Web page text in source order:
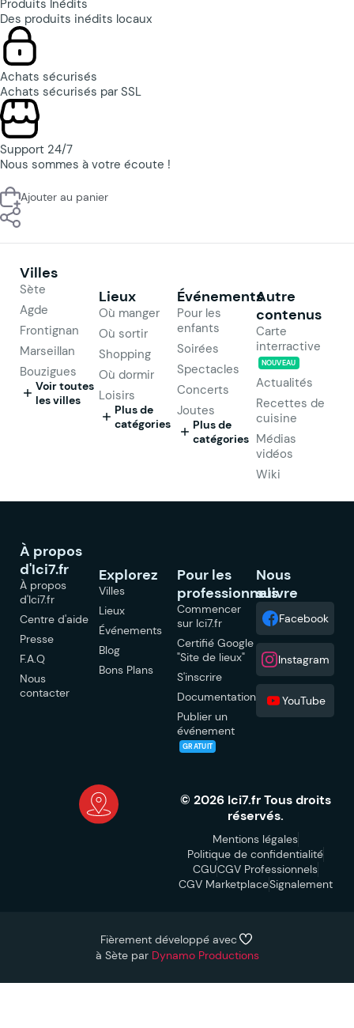
Produits Inédits
Des produits inédits locaux
Achats sécurisés
Achats sécurisés par SSL
Support 24/7
Nous sommes à votre écoute !
Ajouter au panier
Villes
Sète
Agde
Frontignan
Marseillan
Bouzigues
Voir toutes
les villes
Lieux
Où manger
Où sortir
Shopping
Où dormir
Loisirs
Plus de
catégories
Événements
Pour les
enfants
Soirées
Spectacles
Concerts
Joutes
Plus de
catégories
Autre
contenus
Carte
interractive
NOUVEAU
Actualités
Recettes de
cuisine
Médias
vidéos
Wiki
À propos
d'Ici7.fr
À propos
d'Ici7.fr
Centre d'aide
Presse
F.A.Q
Nous
contacter
Explorez
Villes
Lieux
Événements
Blog
Bons Plans
Pour les
professionnels
Commencer
sur Ici7.fr
Certifié Google
"Site de lieux"
S'inscrire
Documentation
Publier un
événement
GRATUIT
Nous
suivre
Facebook
Instagram
YouTube
© 2026 Ici7.fr Tous droits
réservés.
Mentions légales
Politique de confidentialité
CGUCGV Professionnels
CGV MarketplaceSignalement
Fièrement développé avec
à Sète par Dynamo Productions